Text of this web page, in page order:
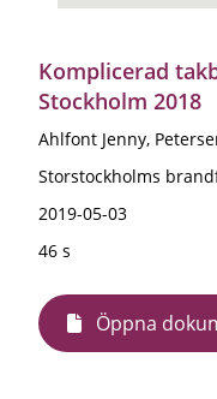
Komplicerad
Stockholm 2018
Ahlfont Jenny,
Storstockholms
2019-05-03
46 s
Öppna